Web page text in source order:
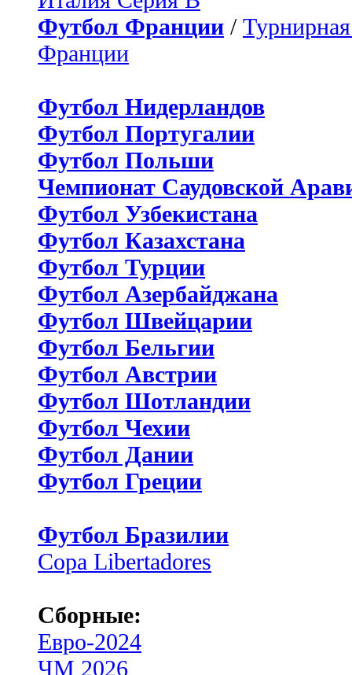
Футбол Франции /
Франции
Футбол Нидерландов
Футбол Португалии
Футбол Польши
Чемпионат Саудовской
Футбол Узбекистана
Футбол Казахстана
Футбол Турции
Футбол Азербайджана
Футбол Швейцарии
Футбол Бельгии
Футбол Австрии
Футбол Шотландии
Футбол Чехии
Футбол Дании
Футбол Греции
Футбол Бразилии
Copa Libertadores
Сборные:
Евро-2024
ЧМ 2026